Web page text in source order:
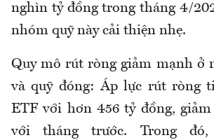
nghìn tỷ đồng trong tháng 4/
nhóm quỹ này cải thiện nhẹ.
Quy mô rút ròng giảm mạnh ở
và quỹ đóng: Áp lực rút ròng
ETF với hơn 456 tỷ đồng, giảm
với tháng trước. Trong đó,